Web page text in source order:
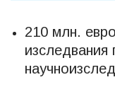
210 млн.
изследвания